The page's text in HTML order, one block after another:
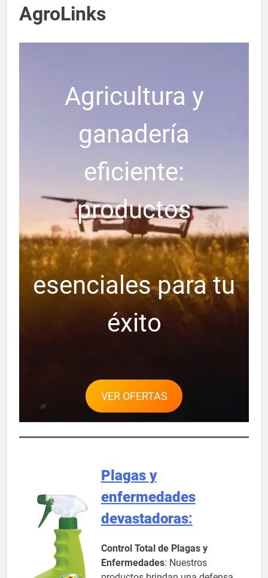
AgroLinks
Agricultura y
ganadería
eficiente:
productos
esenciales para tu
éxito
VER OFERTAS
Plagas y
enfermedades
devastadoras:
Control Total de Plagas y
Enfermedades: Nuestros